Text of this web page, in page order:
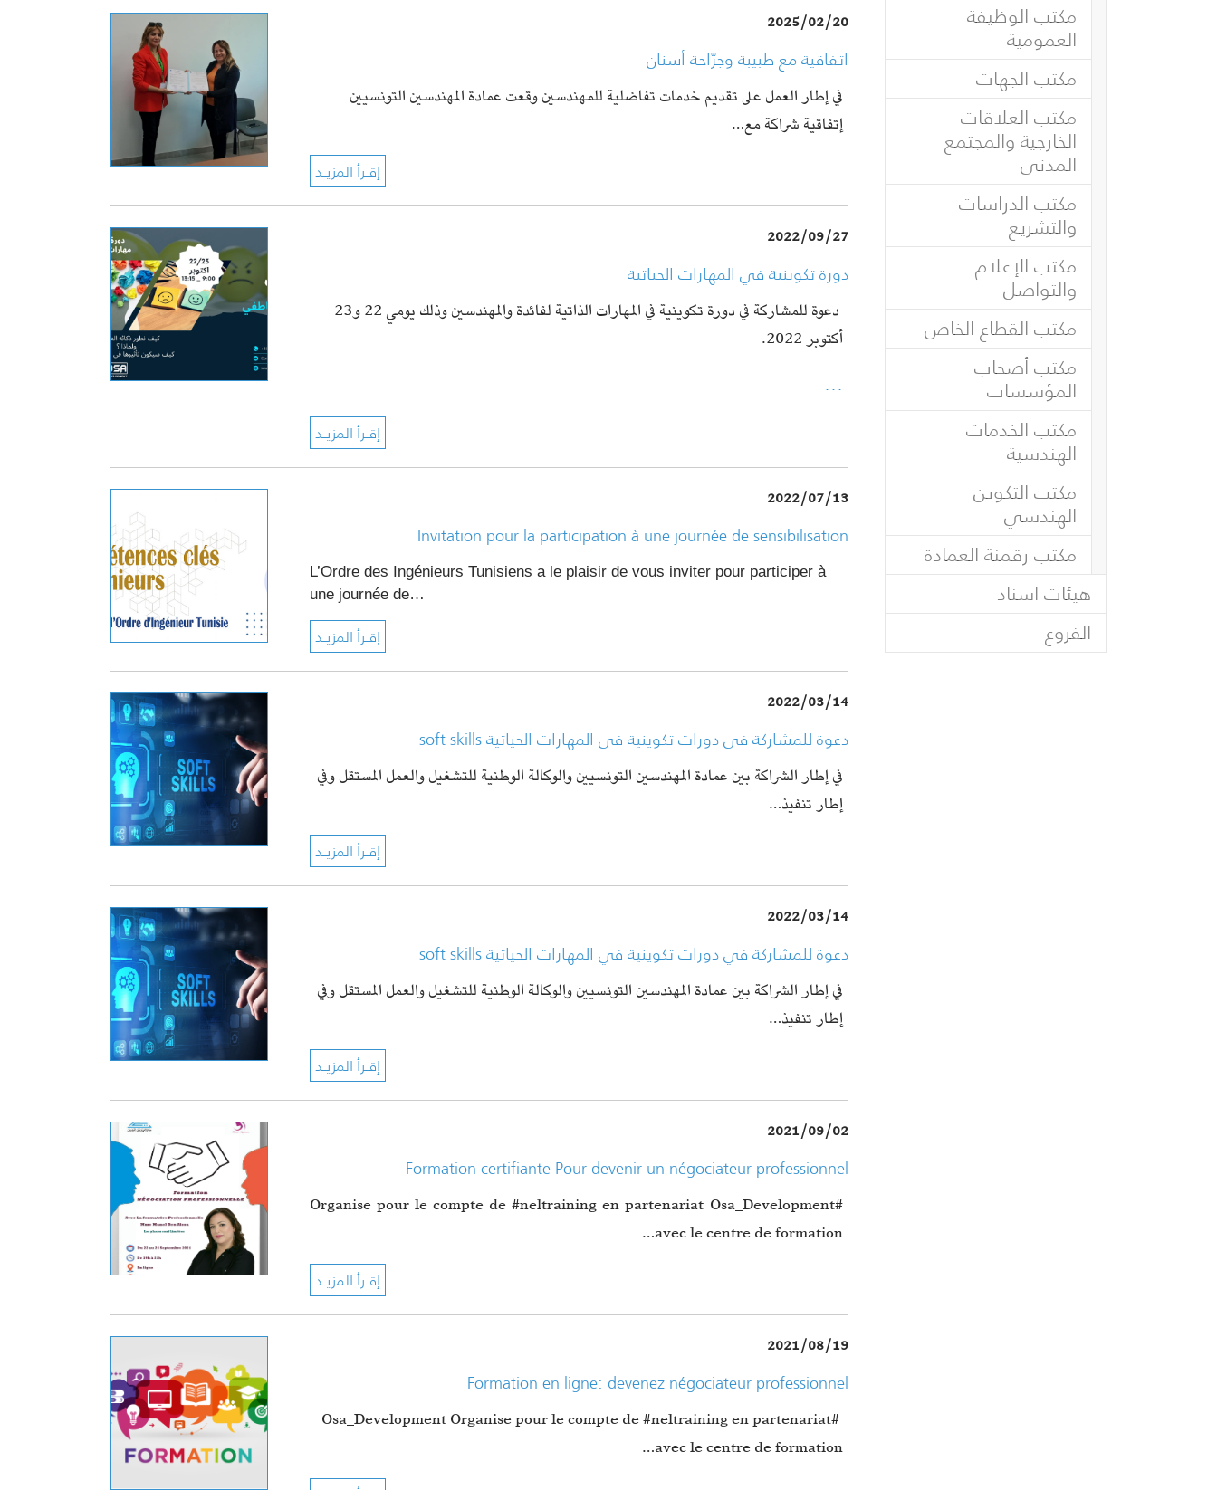
مكتب الوظيفة
العمومية
مكتب الجهات
مكتب العلاقات
الخارجية والمجتمع
المدني
مكتب الدراسات
والتشريع
مكتب الإعلام
والتواصل
مكتب القطاع الخاص
مكتب أصحاب
المؤسسات
مكتب الخدمات
الهندسية
مكتب التكوين
الهندسي
مكتب رقمنة العمادة
هيئات اسناد
الفروع
2025/02/20
اتفاقية مع طبيبة وجرّاحة أسنان
في إطار العمل على تقديم خدمات تفاضلية للمهندسين وقعت عمادة المهندسين التونسيين
إتفاقية شراكة مع…
2022/09/27
دورة تكوينية في المهارات الحياتية
دعوة للمشاركة في دورة تكوينية في المهارات الذاتية لفائدة والمهندسين وذلك يومي 22 و23
أكتوبر 2022.
…
2022/07/13
Invitation pour la participation à une journée de sensibilisation
L’Ordre des Ingénieurs Tunisiens a le plaisir de vous inviter pour participer à
une journée de…
2022/03/14
دعوة للمشاركة في دورات تكوينية في المهارات الحياتية soft skills
في إطار الشراكة بين عمادة المهندسين التونسيين والوكالة الوطنية للتشغيل والعمل المستقل وفي
إطار تنفيذ…
2022/03/14
دعوة للمشاركة في دورات تكوينية في المهارات الحياتية soft skills
في إطار الشراكة بين عمادة المهندسين التونسيين والوكالة الوطنية للتشغيل والعمل المستقل وفي
إطار تنفيذ…
2021/09/02
Formation certifiante Pour devenir un négociateur professionnel
#
Osa_Development
Organise pour le compte de #
neltrainingen partenariat
avec le centre de formation…
2021/08/19
Formation en ligne: devenez négociateur professionnel
#Osa_Development Organise pour le compte de #neltraining en partenariat
avec le centre de formation…